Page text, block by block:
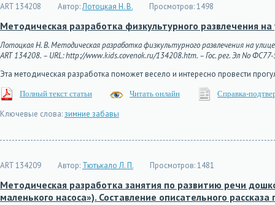
ART 134208 Автор:Лотоцкая Н. В. Просмотров:1498
Методическая разработка физкультурного развлечения на
Лотоцкая Н. В. Методическая разработка физкультурного развлечения на
ART 134208. – URL: http://www.kids.covenok.ru/134208.htm. – Гос. рег. Эл No
Эта методическая разработка поможет весело и интересно провести
Полный текст статьи Читать онлайн Справка-
Ключевые слова:зимние забавы
ART 134209 Автор: Тютькало Л. П. Просмотров:1481
Методическая разработка занятия по развитию речи
маленького насоса»). Составление описательного рассказа